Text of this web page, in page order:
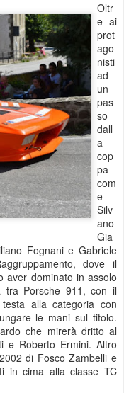
Oltr
e ai
prot
ago
nisti
ad
un
pas
so
dall
a
cop
pa
com
e
Silv
ano
Gia
Fognani e Gabriele
dove il
aver dominato in assolo
tra Porsche 911, con il
alla categoria con
le mani sul titolo.
che mirerà dritto al
e Roberto Ermini. Altro
di Fosco Zambelli e
in cima alla classe TC